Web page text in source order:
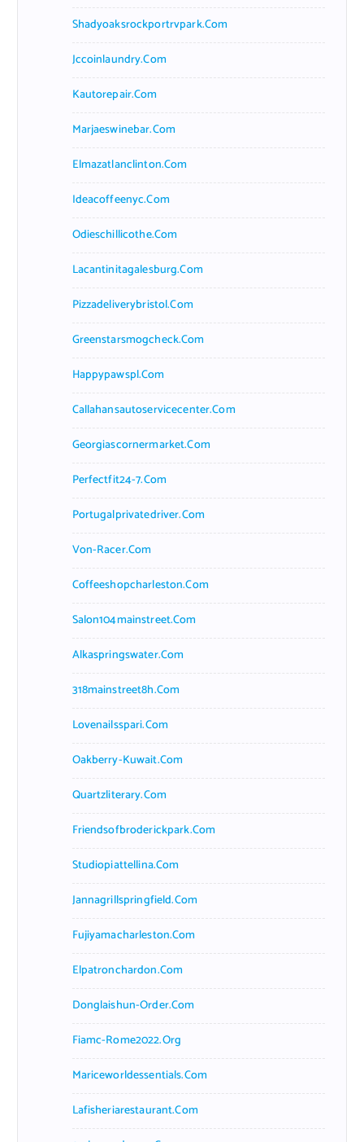
Shadyoaksrockportrvpark.com
Jccoinlaundry.com
Kautorepair.com
Marjaeswinebar.com
Elmazatlanclinton.com
Ideacoffeenyc.com
Odieschillicothe.com
Lacantinitagalesburg.com
Pizzadeliverybristol.com
Greenstarsmogcheck.com
Happypawspl.com
Callahansautoservicecenter.com
Georgiascornermarket.com
Perfectfit24-7.com
Portugalprivatedriver.com
Von-Racer.com
Coffeeshopcharleston.com
Salon104mainstreet.com
Alkaspringswater.com
318mainstreet8h.com
Lovenailsspari.com
Oakberry-Kuwait.com
Quartzliterary.com
Friendsofbroderickpark.com
Studiopiattellina.com
Jannagrillspringfield.com
Fujiyamacharleston.com
Elpatronchardon.com
Donglaishun-Order.com
Fiamc-Rome2022.org
Mariceworldessentials.com
Lafisheriarestaurant.com